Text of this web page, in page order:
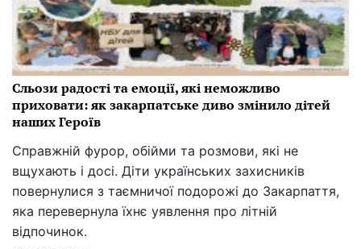
Сльози радості та емоції, які неможливо
приховати: як закарпатське диво змінило дітей
наших Героїв
Справжній фурор, обійми та розмови, які не
вщухають і досі. Діти українських захисників
повернулися з таємничої подорожі до Закарпаття,
яка перевернула їхнє уявлення про літній
відпочинок.